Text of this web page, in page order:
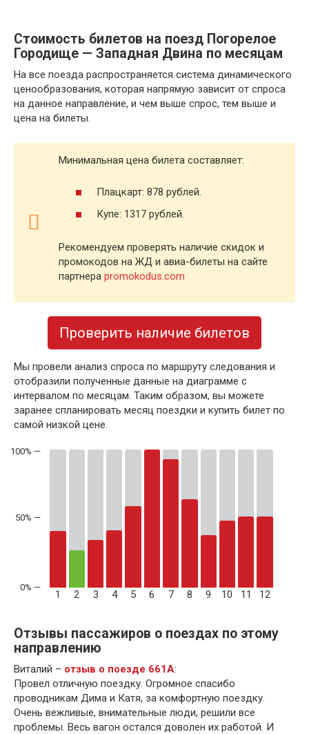
Стоимость билетов на поезд Погорелое
Городище — Западная Двина по месяцам
На все поезда распространяется система динамического
ценообразования, которая напрямую зависит от спроса
на данное направление, и чем выше спрос, тем выше и
цена на билеты.
Минимальная цена билета составляет:
Плацкарт: 878 рублей.
Купе: 1317 рублей.
Рекомендуем проверять наличие скидок и
промокодов на ЖД и авиа-билеты на сайте
партнера promokodus.com
Проверить наличие билетов
Мы провели анализ спроса по маршруту следования и
отобразили полученные данные на диаграмме с
интервалом по месяцам. Таким образом, вы можете
заранее спланировать месяц поездки и купить билет по
самой низкой цене.
50% —
1 2 3 4 5 6 7 8 9 10 11 12
Отзывы пассажиров о поездах по этому
направлению
Виталий – отзыв о поезде 661А:
Провел отличную поездку. Огромное спасибо
проводникам Дима и Катя, за комфортную поездку.
Очень вежливые, внимательные люди, решили все
проблемы. Весь вагон остался доволен их работой. И